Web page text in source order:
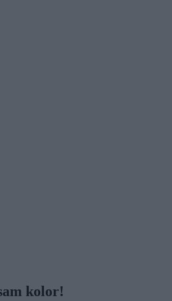
kolor!